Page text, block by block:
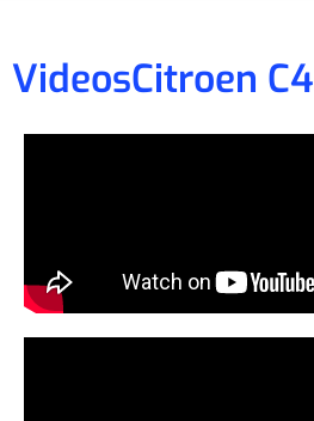
VideosCitroen C4